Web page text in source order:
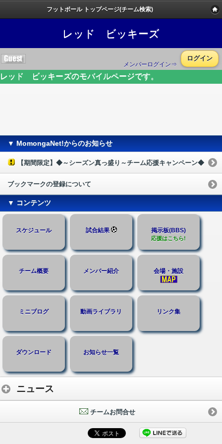
フットボール トップページ(チーム検索)
レッド ビッキーズ
メンバーログイン⇒
ログイン
レッド ビッキーズのモバイルページです。
▼ MomongaNet!からのお知らせ
【期間限定】◆～シーズン真っ盛り～チーム応援キャンペーン◆
ブックマークの登録について
▼ コンテンツ
スケジュール 試合結果 掲示板(BBS)
応援はこちら!
チーム概要 メンバー紹介 会場・施設
ミニブログ 動画ライブラリ リンク集
ダウンロード お知らせ一覧
ニュース
チームお問合せ